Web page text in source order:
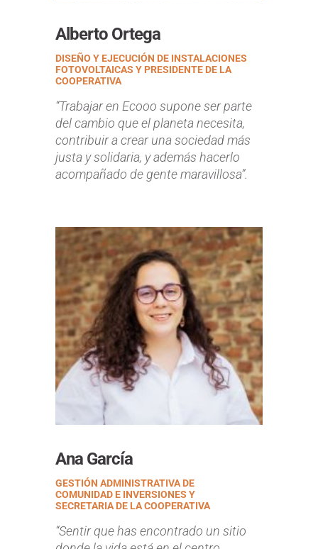
Alberto Ortega
DISEÑO Y EJECUCIÓN DE INSTALACIONES
FOTOVOLTAICAS Y PRESIDENTE DE LA
COOPERATIVA
“Trabajar en Ecooo supone ser parte
del cambio que el planeta necesita,
contribuir a crear una sociedad más
justa y solidaria, y además hacerlo
acompañado de gente maravillosa”.
Ana García
GESTIÓN ADMINISTRATIVA DE
COMUNIDAD E INVERSIONES Y
SECRETARIA DE LA COOPERATIVA
“Sentir que has encontrado un sitio